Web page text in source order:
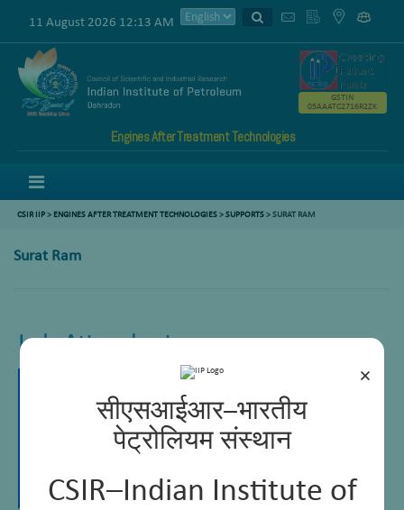
×
सीएसआईआर–भारतीय
पेट्रोलियम संस्थान
CSIR–Indian Institute of
11 August 2026 12:13 AM
Engines After Treatment Technologies
GSTIN
05AAATC2716R2ZK
CSIR IIP> ENGINES AFTER TREATMENT TECHNOLOGIES>SUPPORTS>SURAT RAM
Surat Ram
Lab Attendant